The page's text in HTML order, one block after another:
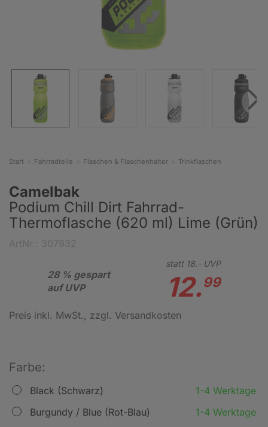
Start Fahrradteile Flaschen & Flaschenhalter Trinkflaschen
Camelbak
Podium Chill Dirt Fahrrad-
Thermoflasche (620 ml) Lime (Grün)
28 % gespart
auf UVP
statt 18.-UVP
12.99
Preis inkl. MwSt., zzgl. Versandkosten
Farbe:
Black (Schwarz)
1-4 Werktage
Burgundy / Blue (Rot-Blau)
1-4 Werktage